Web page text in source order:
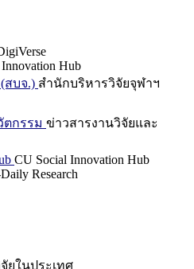
Hub
สบจ.) สำนักบริหารวิจัยจุฬาฯ
ตกรรม ข่าวสารงานวิจัยและ
CU Social Innovation Hub
Research
ยในประเทศ